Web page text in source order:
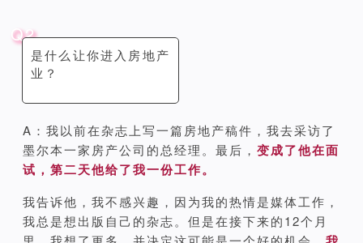
Q2
是什么让你进入房地产
业？
A：我以前在杂志上写一篇房地产稿件，我去采访了
墨尔本一家房产公司的总经理。最后， 变成了他在面
试，第二天他给了我一份工作。
我告诉他，我不感兴趣，因为我的热情是媒体工作，
我总是想出版自己的杂志。但是在接下来的12个月